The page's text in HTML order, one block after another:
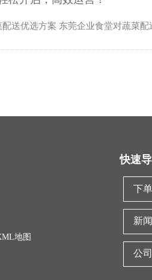
送优选方案 东莞企业食堂对蔬菜
地图
快速
下
新
公